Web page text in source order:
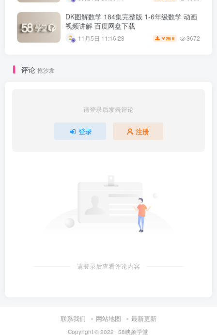
DK图解数学 184集完整版 1-6年级数学 动画
视频讲解 百度网盘下载
11月5日 11:16:28 ￥29.9 3672
评论 抢沙发
请登录后发表评论
登录 注册
请登录后查看评论内容
联系我们 网站地图 最新更新
Copyright © 2022 · 58映象学堂